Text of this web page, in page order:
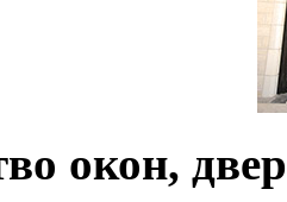
окон,